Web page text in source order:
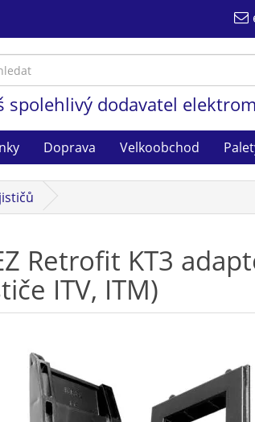
spolehlivý dodavatel
Doprava Velkoobchod
Retrofit KT3
ITV, ITM)